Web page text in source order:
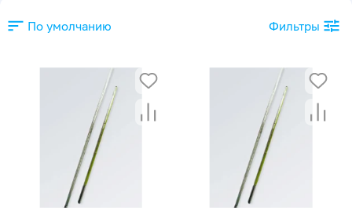
По умолчанию Фильтры